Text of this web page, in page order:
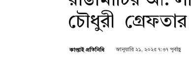
চৌধুরী গ্রেফতার
কাপ্তাই প্রতিনিধি জানুয়ারি ২১, ২০২৫ ৭:৩৭ পূর্বাহ্ণ